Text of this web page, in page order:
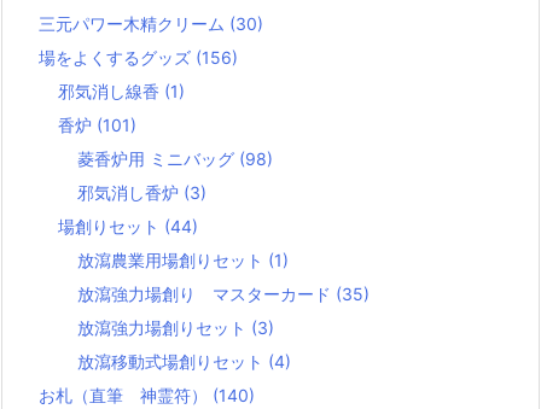
三元パワー木精クリーム (30)
場をよくするグッズ (156)
邪気消し線香 (1)
香炉 (101)
菱香炉用 ミニバッグ (98)
邪気消し香炉 (3)
場創りセット (44)
放瀉農業用場創りセット (1)
放瀉強力場創り マスターカード (35)
放瀉強力場創りセット (3)
放瀉移動式場創りセット (4)
お札（直筆 神霊符） (140)